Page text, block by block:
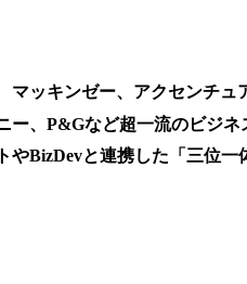
マッキンゼー、アクセンチュ
ー、P&Gなど超一流のビジネ
やBizDevと連携した「三位一